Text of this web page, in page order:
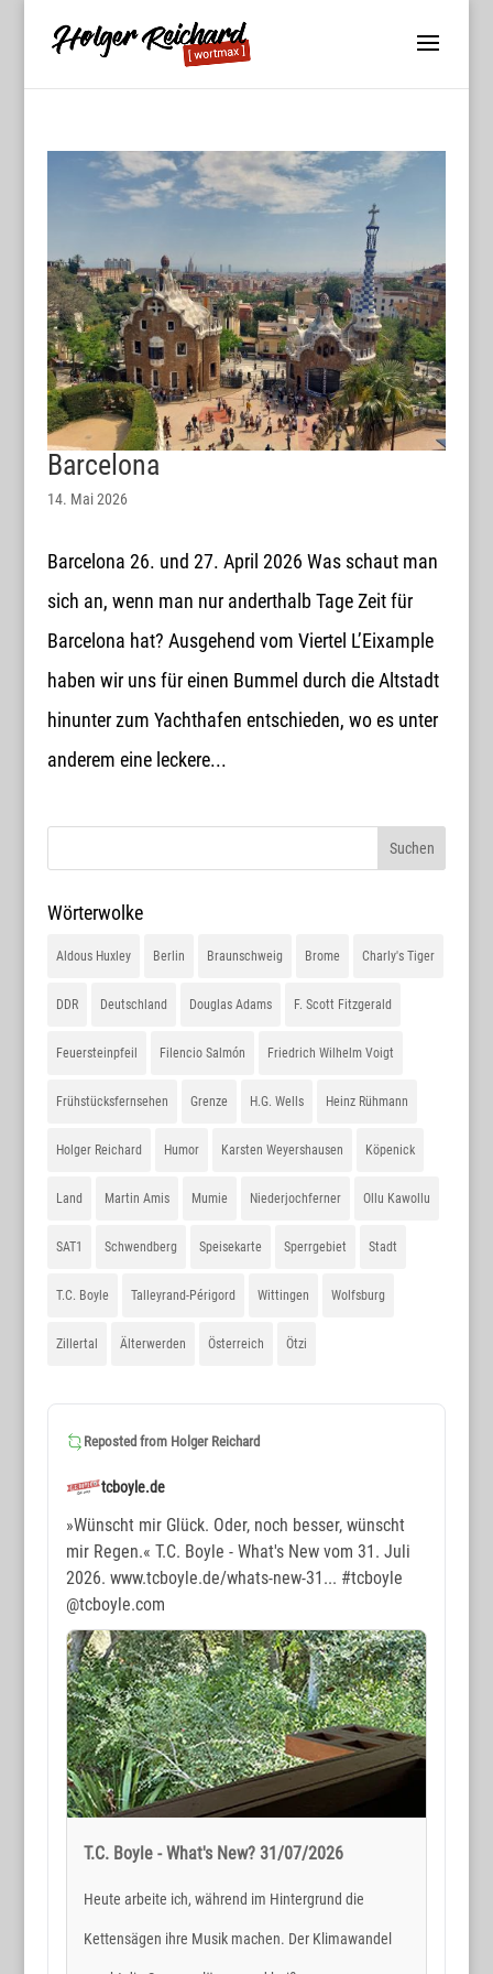
Barcelona
14. Mai 2026
Barcelona 26. und 27. April 2026 Was schaut man
sich an, wenn man nur anderthalb Tage Zeit für
Barcelona hat? Ausgehend vom Viertel L’Eixample
haben wir uns für einen Bummel durch die Altstadt
hinunter zum Yachthafen entschieden, wo es unter
anderem eine leckere...
Wörterwolke
Aldous Huxley Berlin Braunschweig Brome Charly's Tiger
DDR Deutschland Douglas Adams F. Scott Fitzgerald
Feuersteinpfeil Filencio Salmón Friedrich Wilhelm Voigt
Frühstücksfernsehen Grenze H.G. Wells Heinz Rühmann
Holger Reichard Humor Karsten Weyershausen Köpenick
Land Martin Amis Mumie Niederjochferner Ollu Kawollu
SAT1 Schwendberg Speisekarte Sperrgebiet Stadt
T.C. Boyle Talleyrand-Périgord Wittingen Wolfsburg
Zillertal Älterwerden Österreich Ötzi
Reposted from Holger Reichard
tcboyle.de
»Wünscht mir Glück. Oder, noch besser, wünscht
mir Regen.« T.C. Boyle - What's New vom 31. Juli
2026. www.tcboyle.de/whats-new-31... #tcboyle
@tcboyle.com
T.C. Boyle - What's New? 31/07/2026
Heute arbeite ich, während im Hintergrund die
Kettensägen ihre Musik machen. Der Klimawandel